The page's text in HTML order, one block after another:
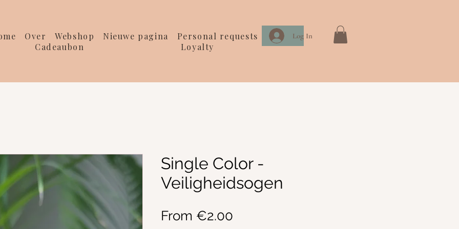
Over Webshop Nieuwe pagina
Personal requests
Cadeaubon
Loyalty
Log In
Single Color -
Veiligheidsogen
From €2.00